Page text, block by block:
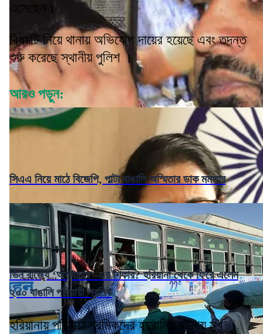
এসেছেন।
বিষয়টি নিয়ে থানায় অভিযোগ দায়ের হয়েছে এবং তদন্ত
শুরু করেছে স্থানীয় পুলিশ ।
আরও পড়ুন:
সিএএ নিয়ে মাঠে বিজেপি, পাল্টা বাঙালি অস্মিতার ডাক মমতার
ভিন রাজ্যে ‘অত্যাচার’-এর শিকার? হরিয়ানা থেকে ফিরে এলেন
২০০ বাঙালি পরিযায়ী শ্রমিক
হরিয়ানায় পরিযায়ী শ্রমিকদের হয়রানির ঘটনায় মুখ